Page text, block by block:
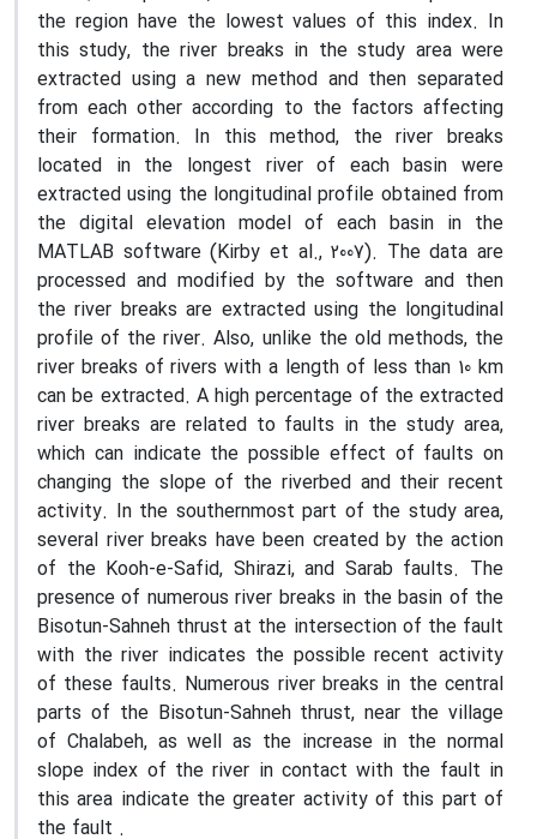
the region have the lowest values ​​of this index. In
this study, the river breaks in the study area were
extracted using a new method and then separated
from each other according to the factors affecting
their formation. In this method, the river breaks
located in the longest river of each basin were
extracted using the longitudinal profile obtained from
the digital elevation model of each basin in the
MATLAB software (Kirby et al., 2007). The data are
processed and modified by the software and then
the river breaks are extracted using the longitudinal
profile of the river. Also, unlike the old methods, the
river breaks of rivers with a length of less than 10 km
can be extracted. A high percentage of the extracted
river breaks are related to faults in the study area,
which can indicate the possible effect of faults on
changing the slope of the riverbed and their recent
activity. In the southernmost part of the study area,
several river breaks have been created by the action
of the Kooh-e-Safid, Shirazi, and Sarab faults. The
presence of numerous river breaks in the basin of the
Bisotun-Sahneh thrust at the intersection of the fault
with the river indicates the possible recent activity
of these faults. Numerous river breaks in the central
parts of the Bisotun-Sahneh thrust, near the village
of Chalabeh, as well as the increase in the normal
slope index of the river in contact with the fault in
this area indicate the greater activity of this part of
the fault .